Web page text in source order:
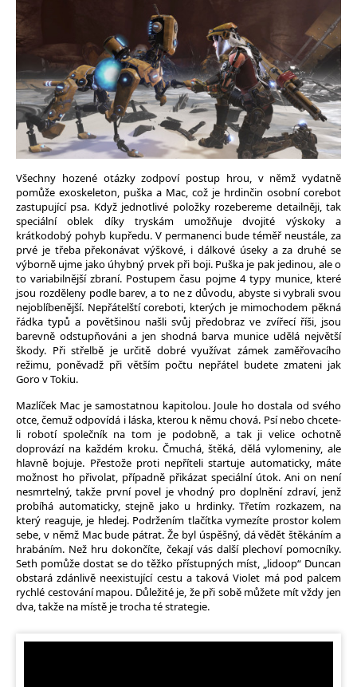
Všechny hozené otázky zodpoví postup hrou, v němž vydatně
pomůže exoskeleton, puška a Mac, což je hrdinčin osobní corebot
zastupující psa. Když jednotlivé položky rozebereme detailněji, tak
speciální oblek díky tryskám umožňuje dvojité výskoky a
krátkodobý pohyb kupředu. V permanenci bude téměř neustále, za
prvé je třeba překonávat výškové, i dálkové úseky a za druhé se
výborně ujme jako úhybný prvek při boji. Puška je pak jedinou, ale o
to variabilnější zbraní. Postupem času pojme 4 typy munice, které
jsou rozděleny podle barev, a to ne z důvodu, abyste si vybrali svou
nejoblíbenější. Nepřátelští coreboti, kterých je mimochodem pěkná
řádka typů a povětšinou našli svůj předobraz ve zvířecí říši, jsou
barevně odstupňováni a jen shodná barva munice udělá největší
škody. Při střelbě je určitě dobré využívat zámek zaměřovacího
režimu, poněvadž při větším počtu nepřátel budete zmateni jak
Goro v Tokiu.
Mazlíček Mac je samostatnou kapitolou. Joule ho dostala od svého
otce, čemuž odpovídá i láska, kterou k němu chová. Psí nebo chcete-
li robotí společník na tom je podobně, a tak ji velice ochotně
doprovází na každém kroku. Čmuchá, štěká, dělá vylomeniny, ale
hlavně bojuje. Přestože proti nepříteli startuje automaticky, máte
možnost ho přivolat, případně přikázat speciální útok. Ani on není
nesmrtelný, takže první povel je vhodný pro doplnění zdraví, jenž
probíhá automaticky, stejně jako u hrdinky. Třetím rozkazem, na
který reaguje, je hledej. Podržením tlačítka vymezíte prostor kolem
sebe, v němž Mac bude pátrat. Že byl úspěšný, dá vědět štěkáním a
hrabáním. Než hru dokončíte, čekají vás další plechoví pomocníky.
Seth pomůže dostat se do těžko přístupných míst, „lidoop“ Duncan
obstará zdánlivě neexistující cestu a taková Violet má pod palcem
rychlé cestování mapou. Důležité je, že při sobě můžete mít vždy jen
dva, takže na místě je trocha té strategie.